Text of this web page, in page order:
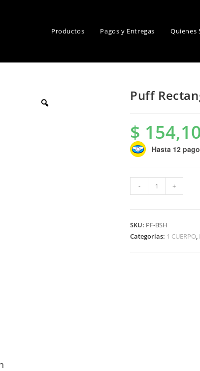
Productos Pagos y Entregas Quienes
Puff
$
Hasta 12
- +
SKU: PF-BSH
Categorías: 1 CUERPO,